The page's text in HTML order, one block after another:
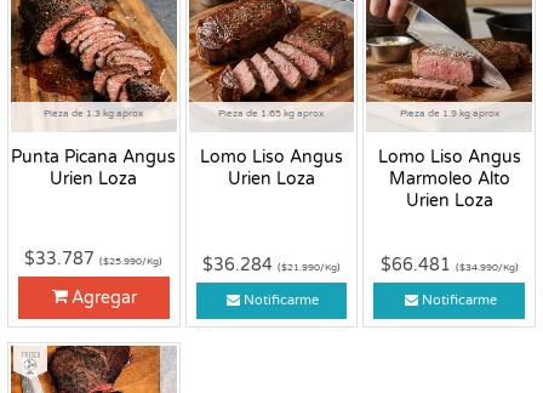
Pieza de 1.3 kg aprox
Punta Picana Angus
Urien Loza
$33.787($25.990/Kg)
Agregar
Pieza de 1.65 kg aprox
Lomo Liso Angus
Urien Loza
$36.284 ($21.990/Kg)
Notificarme
Pieza de 1.9 kg aprox
Lomo Liso Angus
Marmoleo Alto
Urien Loza
$66.481 ($34.990/Kg)
Notificarme
Fresco